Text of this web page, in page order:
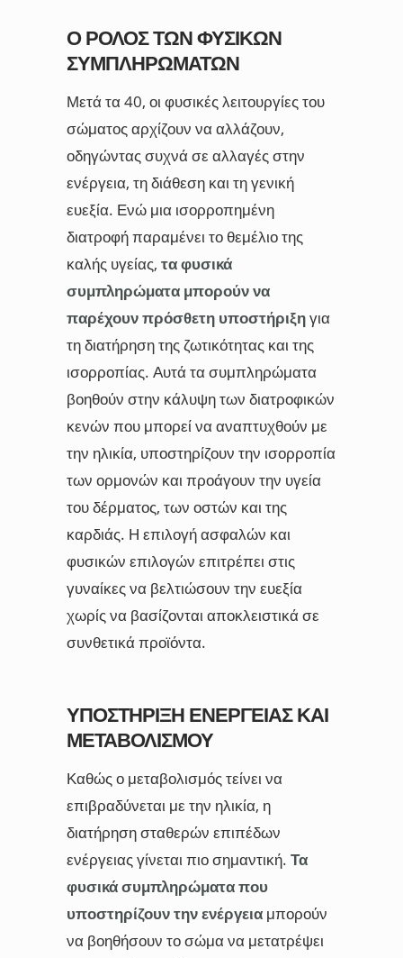
Ο ΡΌΛΟΣ ΤΩΝ ΦΥΣΙΚΏΝ
ΣΥΜΠΛΗΡΩΜΆΤΩΝ
Μετά τα 40, οι φυσικές λειτουργίες του
σώματος αρχίζουν να αλλάζουν,
οδηγώντας συχνά σε αλλαγές στην
ενέργεια, τη διάθεση και τη γενική
ευεξία. Ενώ μια ισορροπημένη
διατροφή παραμένει το θεμέλιο της
καλής υγείας, τα φυσικά
συμπληρώματα μπορούν να
παρέχουν πρόσθετη υποστήριξηγια
τη διατήρηση της ζωτικότητας και της
ισορροπίας. Αυτά τα συμπληρώματα
βοηθούν στην κάλυψη των διατροφικών
κενών που μπορεί να αναπτυχθούν με
την ηλικία, υποστηρίζουν την ισορροπία
των ορμονών και προάγουν την υγεία
του δέρματος, των οστών και της
καρδιάς. Η επιλογή ασφαλών και
φυσικών επιλογών επιτρέπει στις
γυναίκες να βελτιώσουν την ευεξία
χωρίς να βασίζονται αποκλειστικά σε
συνθετικά προϊόντα.
ΥΠΟΣΤΉΡΙΞΗ ΕΝΈΡΓΕΙΑΣ ΚΑΙ
ΜΕΤΑΒΟΛΙΣΜΟΎ
Καθώς ο μεταβολισμός τείνει να
επιβραδύνεται με την ηλικία, η
διατήρηση σταθερών επιπέδων
ενέργειας γίνεται πιο σημαντική. Τα
φυσικά συμπληρώματα που
υποστηρίζουν την ενέργεια μπορούν
να βοηθήσουν το σώμα να μετατρέψει